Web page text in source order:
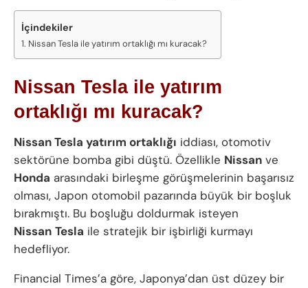
İçindekiler
Nissan Tesla ile yatırım ortaklığı mı kuracak?
Nissan Tesla ile yatırım
ortaklığı mı kuracak?
Nissan Tesla yatırım ortaklığı iddiası, otomotiv
sektörüne bomba gibi düştü. Özellikle Nissan ve
Honda arasındaki birleşme görüşmelerinin başarısız
olması, Japon otomobil pazarında büyük bir boşluk
bırakmıştı. Bu boşluğu doldurmak isteyen
Nissan Tesla ile stratejik bir işbirliği kurmayı
hedefliyor.
Financial Times’a göre, Japonya’dan üst düzey bir